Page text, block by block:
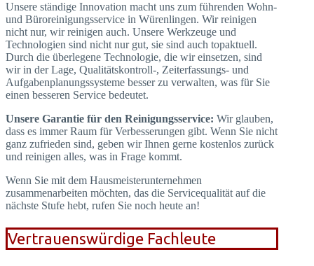
Unsere ständige Innovation macht uns zum führenden Wohn-
und Büroreinigungsservice in Würenlingen. Wir reinigen
nicht nur, wir reinigen auch. Unsere Werkzeuge und
Technologien sind nicht nur gut, sie sind auch topaktuell.
Durch die überlegene Technologie, die wir einsetzen, sind
wir in der Lage, Qualitätskontroll-, Zeiterfassungs- und
Aufgabenplanungssysteme besser zu verwalten, was für Sie
einen besseren Service bedeutet.
Unsere Garantie für den Reinigungsservice: Wir glauben,
dass es immer Raum für Verbesserungen gibt. Wenn Sie nicht
ganz zufrieden sind, geben wir Ihnen gerne kostenlos zurück
und reinigen alles, was in Frage kommt.
Wenn Sie mit dem Hausmeisterunternehmen
zusammenarbeiten möchten, das die Servicequalität auf die
nächste Stufe hebt, rufen Sie noch heute an!
Vertrauenswürdige Fachleute